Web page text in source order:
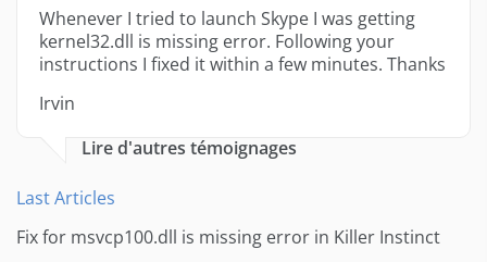
Whenever I tried to launch Skype I was getting
kernel32.dll is missing error. Following your
instructions I fixed it within a few minutes. Thanks
Irvin
Lire d'autres témoignages
Last Articles
Fix for msvcp100.dll is missing error in Killer Instinct